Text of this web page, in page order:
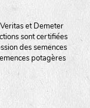
et Demeter
sont certifiées
des semences
potagères